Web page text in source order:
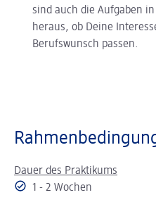
sind auch die Aufgaben
heraus, ob Deine
Berufswunsch passen.
Dauer des Praktikums
1 - 2 Wochen